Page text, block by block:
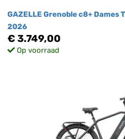
GAZELLE Grenoble c8+ Dames
2026
€ 3.749,00
Op voorraad